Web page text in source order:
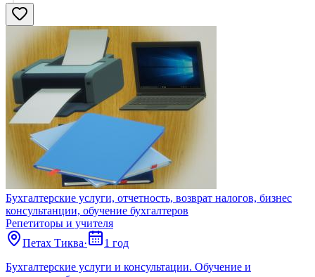
Бухгалтерские услуги, отчетность, возврат налогов, бизнес
консультанции, обучение бухгалтеров
Репетиторы и учителя
Петах Тиква·
1 год
Бухгалтерские услуги и консультации. Обучение и